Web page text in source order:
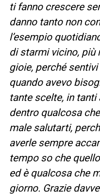
ti fanno crescere
danno tanto non
l’esempio
di starmi vicino, più
gioie, perché
quando avevo
tante scelte, in tanti
dentro qualcosa
male salutarti,
averle sempre
tempo so che
ed è qualcosa che
giorno. Grazie